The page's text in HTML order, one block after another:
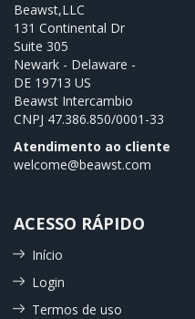
Beawst,LLC
131 Continental Dr
Suite 305
Newark - Delaware -
DE 19713 US
Beawst Intercambio
CNPJ 47.386.850/0001-33
Atendimento ao cliente
welcome@beawst.com
ACESSO RÁPIDO
Início
Login
Termos de uso